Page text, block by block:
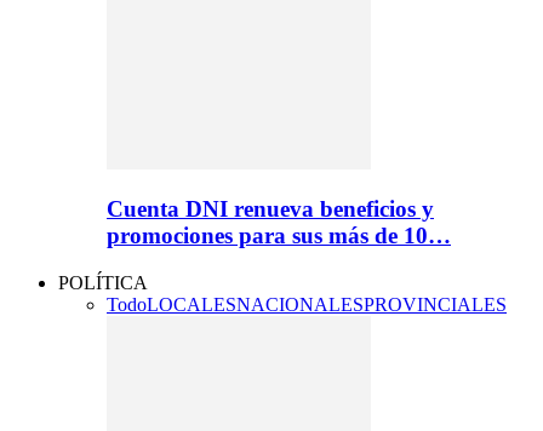
Cuenta DNI renueva beneficios y
promociones para sus más de 10…
POLÍTICA
TodoLOCALESNACIONALESPROVINCIALES